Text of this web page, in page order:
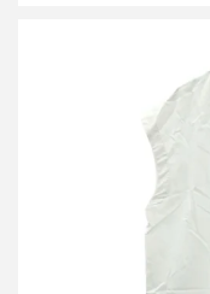
ハルノブムラタ
BUCKLE ノー